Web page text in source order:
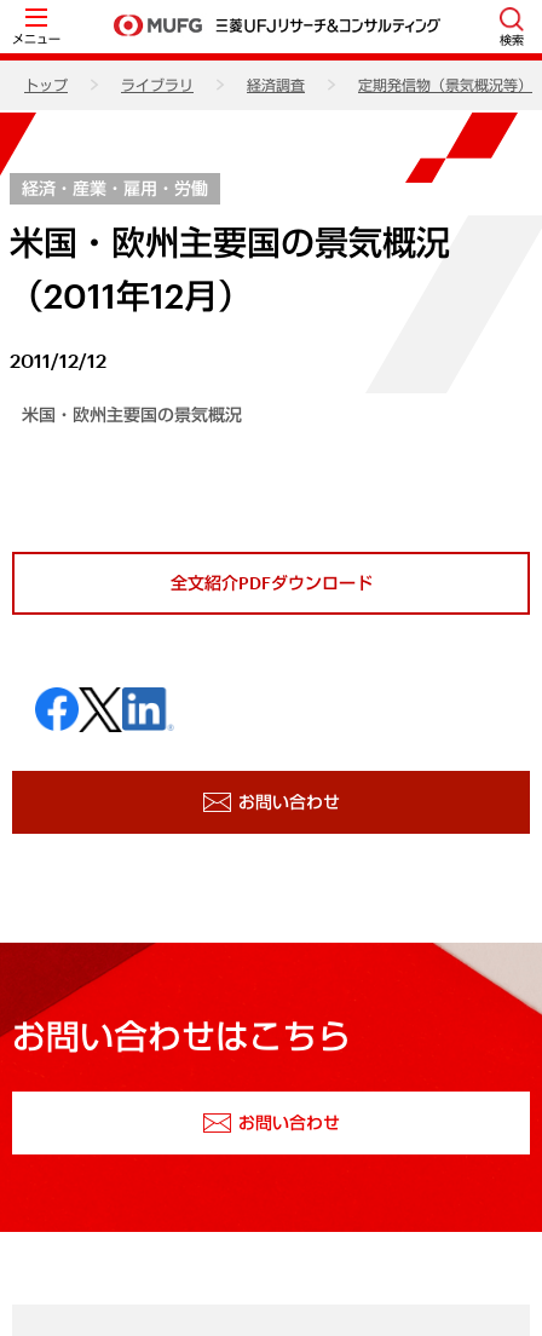
メニュー 検索
トップ ライブラリ 経済調査 定期発信物（景気概況等）
経済・産業・雇用・労働
米国・欧州主要国の景気概況
（2011年12月）
2011/12/12
米国・欧州主要国の景気概況
全文紹介PDFダウンロード
お問い合わせ
お問い合わせはこちら
お問い合わせ